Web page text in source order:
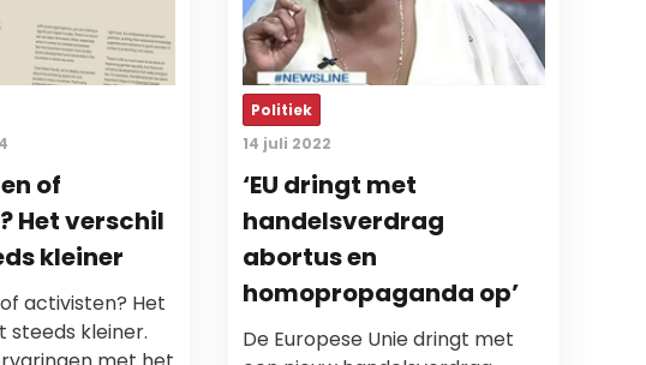
of
Het verschil
kleiner
activisten? Het
steeds kleiner.
Politiek
14 juli 2022
‘EU dringt met
handelsverdrag
abortus en
homopropaganda op’
De Europese Unie dringt met